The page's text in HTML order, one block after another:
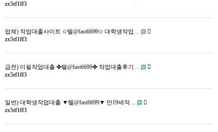
zx5tf1ff3
업체) 작업대출사이트 ✩텔@fast6699✩ 대학생작업…
zx5tf1ff3
급전) 미필작업대출 ✤텔@fast6699✤ 작업대출후기…
zx5tf1ff3
일번) 대학생작업대출 ▼텔@fast6699▼ 만19세작…
zx5tf1ff3